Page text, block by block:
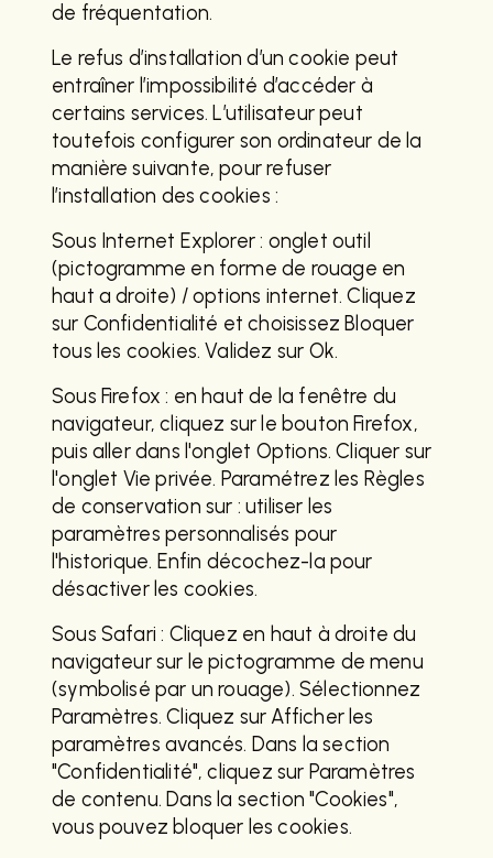
de fréquentation.
Le refus d’installation d’un cookie peut
entraîner l’impossibilité d’accéder à
certains services. L’utilisateur peut
toutefois configurer son ordinateur de la
manière suivante, pour refuser
l’installation des cookies :
Sous Internet Explorer : onglet outil
(pictogramme en forme de rouage en
haut a droite) / options internet. Cliquez
sur Confidentialité et choisissez Bloquer
tous les cookies. Validez sur Ok.
Sous Firefox : en haut de la fenêtre du
navigateur, cliquez sur le bouton Firefox,
puis aller dans l'onglet Options. Cliquer sur
l'onglet Vie privée. Paramétrez les Règles
de conservation sur : utiliser les
paramètres personnalisés pour
l'historique. Enfin décochez-la pour
désactiver les cookies.
Sous Safari : Cliquez en haut à droite du
navigateur sur le pictogramme de menu
(symbolisé par un rouage). Sélectionnez
Paramètres. Cliquez sur Afficher les
paramètres avancés. Dans la section
"Confidentialité", cliquez sur Paramètres
de contenu. Dans la section "Cookies",
vous pouvez bloquer les cookies.